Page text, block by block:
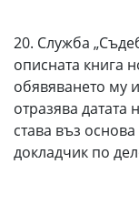
20. Служба
описната книга
обявяването му
отразява датата
става въз
докладчик по